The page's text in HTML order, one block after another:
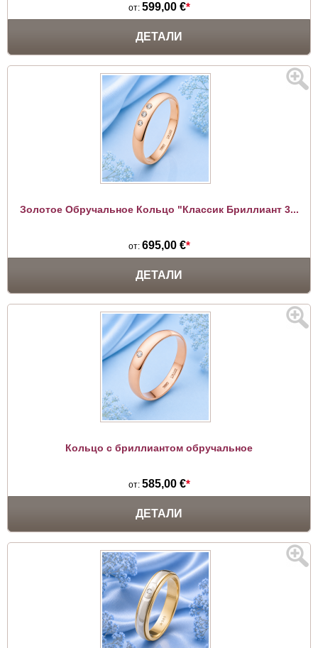
от: 599,00 €*
ДЕТАЛИ
Золотое Обручальное Кольцо "Классик Бриллиант 3...
от: 695,00 €*
ДЕТАЛИ
Кольцо с бриллиантом обручальное
от: 585,00 €*
ДЕТАЛИ